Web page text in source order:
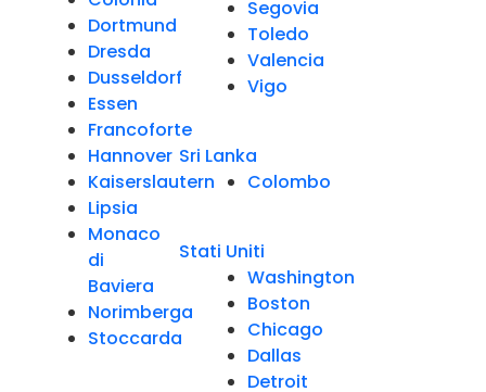
Dortmund
Dresda
Dusseldorf
Essen
Francoforte
Hannover
Kaiserslautern
Lipsia
Monaco
di
Baviera
Norimberga
Stoccarda
Segovia
Toledo
Valencia
Vigo
Sri Lanka
Colombo
Stati Uniti
Washington
Boston
Chicago
Dallas
Detroit